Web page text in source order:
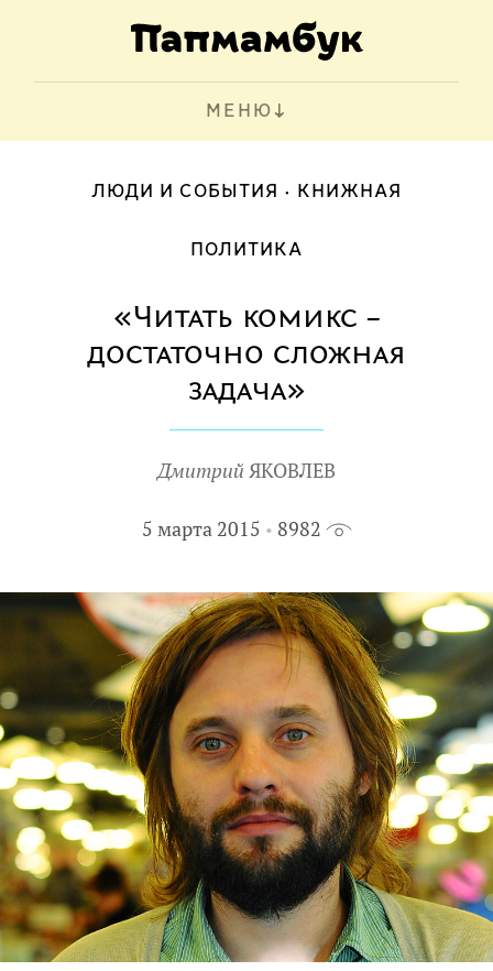
МЕНЮ
ЛЮДИ И СОБЫТИЯ КНИЖНАЯ
ПОЛИТИКА
«Читать комикс –
достаточно сложная
задача»
Дмитрий ЯКОВЛЕВ
5 марта 2015 8982